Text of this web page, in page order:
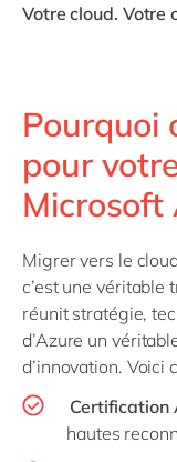
Votre cloud. Votre
Pourquoi
pour
Microsoft
Migrer vers le
c’est une véritable
réunit stratégie,
d’Azure un
d’innovation. Voici
Certification
hautes